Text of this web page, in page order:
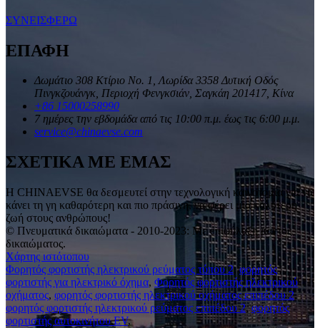
ΣΥΝΕΙΣΦΕΡΩ
ΕΠΑΦΗ
Δωμάτιο 308 Κτίριο Νο. 1, Λωρίδα 3358 Δυτική Οδός
Πινγκζουάνγκ, Περιοχή Φενγκσιάν, Σαγκάη 201417, Κίνα
+86 15000258990
7 ημέρες την εβδομάδα από τις 10:00 π.μ. έως τις 6:00 μ.μ.
service@chinaevse.com
ΣΧΕΤΙΚΑ ΜΕ ΕΜΑΣ
Η CHINAEVSE θα δεσμευτεί στην τεχνολογική καινοτομία για να
κάνει τη γη καθαρότερη και πιο πράσινη, να φέρει μια καλύτερη
ζωή στους ανθρώπους!
© Πνευματικά δικαιώματα - 2010-2023: Με επιφύλαξη παντός
δικαιώματος.
Χάρτης ιστότοπου
Φορητός φορτιστής ηλεκτρικού ρεύματος τύπου 2,φορητός
φορτιστής για ηλεκτρικό όχημα, Φορητός φορτιστής ηλεκτρικού
οχήματος, φορητός φορτιστής ηλεκτρικού οχήματος επιπέδου 2,
φορητός φορτιστής ηλεκτρικού ρεύματος επιπέδου 2,φορητός
φορτιστής αυτοκινήτου EV,